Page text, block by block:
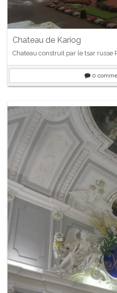
Chateau de Kariog
Chateau construit par le tsar russe
0